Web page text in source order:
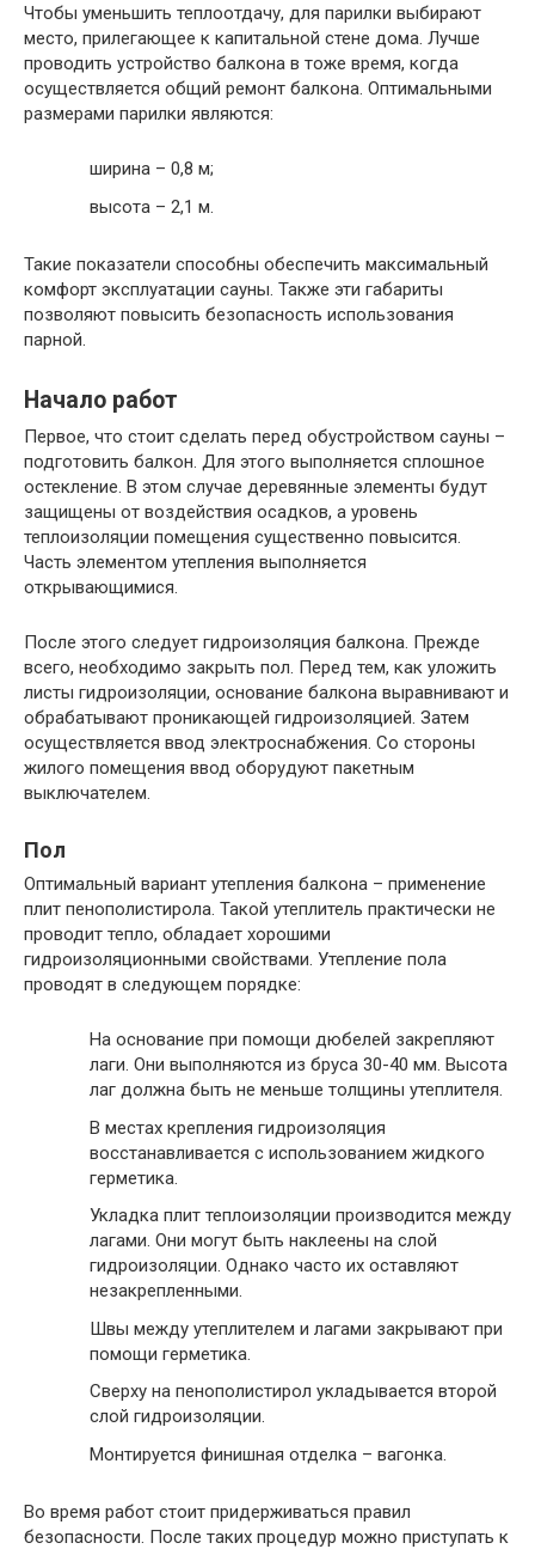
Чтобы уменьшить теплоотдачу, для парилки выбирают
место, прилегающее к капитальной стене дома. Лучше
проводить устройство балкона в тоже время, когда
осуществляется общий ремонт балкона. Оптимальными
размерами парилки являются:
ширина – 0,8 м;
высота – 2,1 м.
Такие показатели способны обеспечить максимальный
комфорт эксплуатации сауны. Также эти габариты
позволяют повысить безопасность использования
парной.
Начало работ
Первое, что стоит сделать перед обустройством сауны –
подготовить балкон. Для этого выполняется сплошное
остекление. В этом случае деревянные элементы будут
защищены от воздействия осадков, а уровень
теплоизоляции помещения существенно повысится.
Часть элементом утепления выполняется
открывающимися.
После этого следует гидроизоляция балкона. Прежде
всего, необходимо закрыть пол. Перед тем, как уложить
листы гидроизоляции, основание балкона выравнивают и
обрабатывают проникающей гидроизоляцией. Затем
осуществляется ввод электроснабжения. Со стороны
жилого помещения ввод оборудуют пакетным
выключателем.
Пол
Оптимальный вариант утепления балкона – применение
плит пенополистирола. Такой утеплитель практически не
проводит тепло, обладает хорошими
гидроизоляционными свойствами. Утепление пола
проводят в следующем порядке:
На основание при помощи дюбелей закрепляют
лаги. Они выполняются из бруса 30-40 мм. Высота
лаг должна быть не меньше толщины утеплителя.
В местах крепления гидроизоляция
восстанавливается с использованием жидкого
герметика.
Укладка плит теплоизоляции производится между
лагами. Они могут быть наклеены на слой
гидроизоляции. Однако часто их оставляют
незакрепленными.
Швы между утеплителем и лагами закрывают при
помощи герметика.
Сверху на пенополистирол укладывается второй
слой гидроизоляции.
Монтируется финишная отделка – вагонка.
Во время работ стоит придерживаться правил
безопасности. После таких процедур можно приступать к